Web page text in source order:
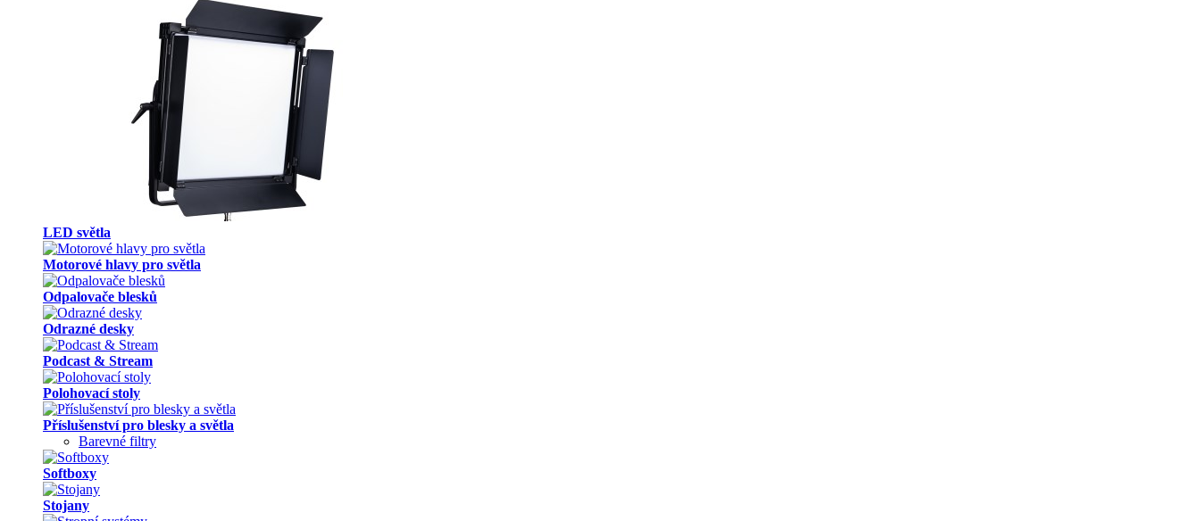
LED světla
Motorové hlavy pro světla
Odpalovače blesků
Odrazné desky
Podcast & Stream
Polohovací stoly
Příslušenství pro blesky a světla
Barevné filtry
Softboxy
Stojany